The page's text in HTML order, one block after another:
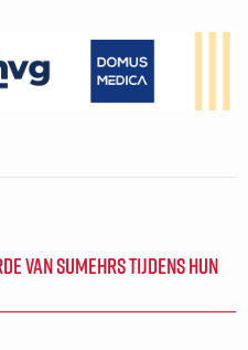
VAN SUMEHRS TIJDENS HUN